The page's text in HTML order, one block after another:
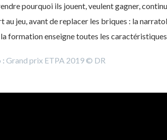
pourquoi ils jouent, veulent gagner,
au jeu, avant de replacer les briques : la
formation enseigne toutes les caractéristiques
: Grand prix ETPA 2019 © DR